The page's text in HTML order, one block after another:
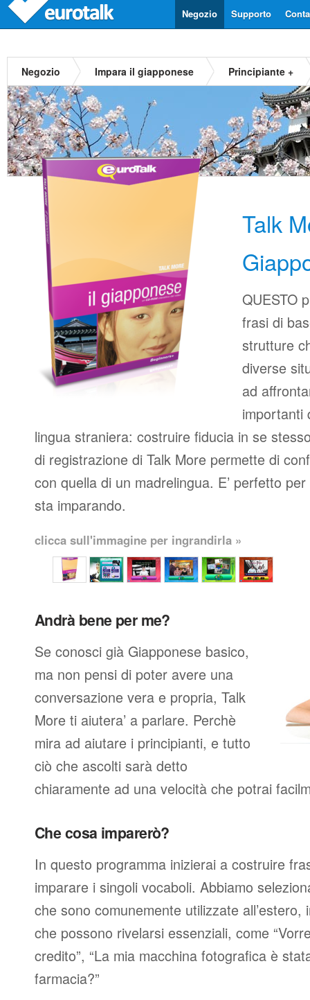
Supporto
Negozio
Negozio Impara il giapponese Principiante +
Talk
QUESTO
frasi di
strutture
diverse
ad
importanti
lingua straniera: costruire fiducia in se
di registrazione di Talk More permette di
con quella di un madrelingua. E’ perfetto
sta imparando.
clicca sull'immagine per ingrandirla »
Andrà bene per me?
Se conosci già Giapponese basico,
ma non pensi di poter avere una
conversazione vera e propria, Talk
More ti aiutera’ a parlare. Perchè
mira ad aiutare i principianti, e tutto
ciò che ascolti sarà detto
chiaramente ad una velocità che potrai
Che cosa imparerò?
In questo programma inizierai a costruire
imparare i singoli vocaboli. Abbiamo
che sono comunemente utilizzate
che possono rivelarsi essenziali, come
credito”, “La mia macchina fotografica è
farmacia?”